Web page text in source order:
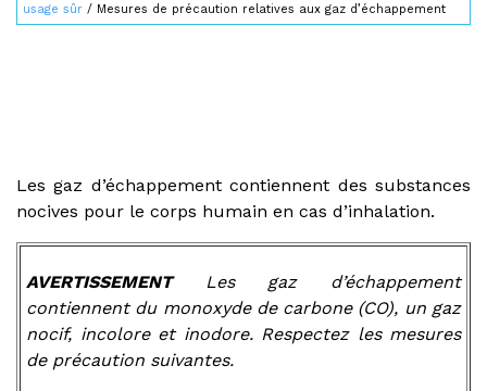
usage sûr / Mesures de précaution relatives aux gaz d’échappement
Les gaz d’échappement contiennent des substances
nocives pour le corps humain en cas d’inhalation.
AVERTISSEMENTLes gaz d’échappement
contiennent du monoxyde de carbone (CO), un gaz
nocif, incolore et inodore. Respectez les mesures
de précaution suivantes.